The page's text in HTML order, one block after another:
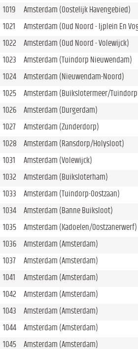
1019
Amsterdam (Oostelijk Havengebied)
1021
Amsterdam (Oud Noord - Ijplein En
1022
Amsterdam (Oud Noord - Volewijck)
1023
Amsterdam (Tuindorp Nieuwendam)
1024
Amsterdam (Nieuwendam-Noord)
1025
Amsterdam (Buikslotermeer/
1026
Amsterdam (Durgerdam)
1027
Amsterdam (Zunderdorp)
1028
Amsterdam (Ransdorp/Holysloot)
1031
Amsterdam (Volewijck)
1032
Amsterdam (Buiksloterham)
1033
Amsterdam (Tuindorp-Oostzaan)
1034
Amsterdam (Banne Buiksloot)
1035
Amsterdam (Kadoelen/Oostzanerwerf)
1036
Amsterdam (Amsterdam)
1037
Amsterdam (Amsterdam)
1041
Amsterdam (Amsterdam)
1042
Amsterdam (Amsterdam)
1043
Amsterdam (Amsterdam)
1044
Amsterdam (Amsterdam)
1045
Amsterdam (Amsterdam)